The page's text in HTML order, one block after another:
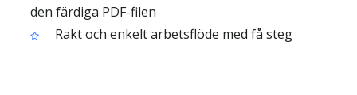
den färdiga PDF-filen
Rakt och enkelt arbetsflöde med få steg